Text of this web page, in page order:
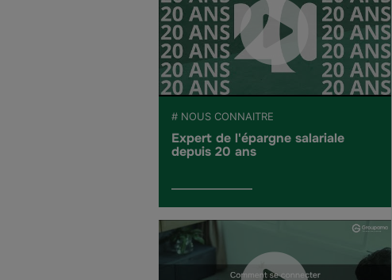
# NOUS CONNAITRE
Expert de l'épargne salariale
depuis 20 ans